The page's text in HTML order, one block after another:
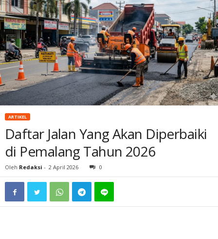
ARTIKEL
Daftar Jalan Yang Akan Diperbaiki
di Pemalang Tahun 2026
Oleh Redaksi - 2 April 2026 0